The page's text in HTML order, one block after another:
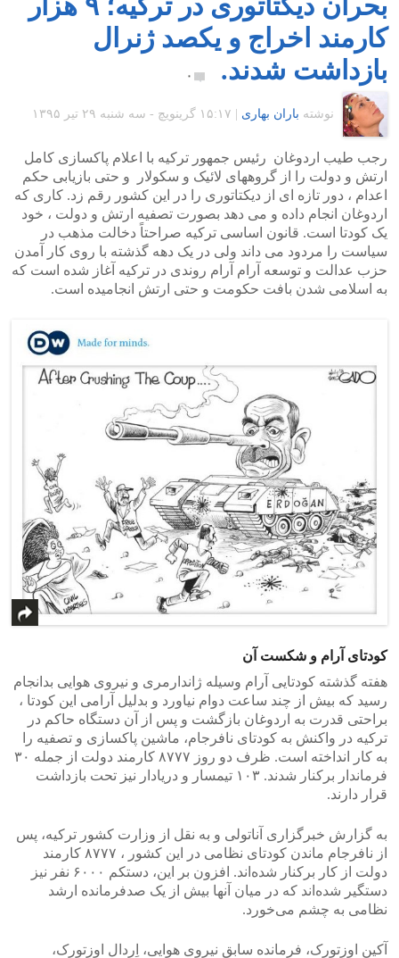
کارمند اخراج و یکصد ژنرال
بازداشت شدند.
۰
نوشته باران بهاری ۱۵:۱۷ گرينويچ - سه شنبه ۲۹ تیر ۱۳۹۵
رجب طیب اردوغان رئیس جمهور ترکیه با اعلام پاکسازی کامل
ارتش و دولت را از گروههای لائیک و سکولار و حتی بازیابی حکم
اعدام ، دور تازه ای از دیکتاتوری را در این کشور رقم زد. کاری که
اردوغان انجام داده و می دهد بصورت تصفیه ارتش و دولت ، خود
یک کودتا است. قانون اساسی ترکیه صراحتاً دخالت مذهب در
سیاست را مردود می داند ولی در یک دهه گذشته با روی کار آمدن
حزب عدالت و توسعه آرام آرام روندی در ترکیه آغاز شده است که
به اسلامی شدن بافت حکومت و حتی ارتش انجامیده است.
کودتای آرام و شکست آن
هفته گذشته کودتایی آرام وسیله ژاندارمری و نیروی هوایی بدانجام
رسید که بیش از چند ساعت دوام نیاورد و بدلیل آرامی این کودتا ،
براحتی قدرت به اردوغان بازگشت و پس از آن دستگاه حاکم در
ترکیه در واکنش به کودتای نافرجام، ماشین پاکسازی و تصفیه را
به کار انداخته است. ظرف دو روز ۸۷۷۷ کارمند دولت از جمله ۳۰
فرماندار برکنار شدند. ۱۰۳ تیمسار و دریادار نیز تحت بازداشت
قرار دارند.
به گزارش خبرگزاری آناتولی و به نقل از وزارت کشور ترکیه، پس
از نافرجام ماندن کودتای نظامی در این کشور ، ۸۷۷۷ کارمند
دولت از کار برکنار شده‌اند. افزون بر این، دستکم ۶۰۰۰ نفر نیز
دستگیر شده‌اند که در میان آنها بیش از یک صدفرمانده ارشد
نظامی به چشم می‌خورد.
آکین اوزتورک، فرمانده سابق نیروی هوایی، اِردال اوزتورک،